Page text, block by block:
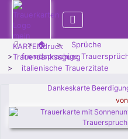
🏠
Sprüche
fremdsprachige
italienische Trauerzitate
Dankeskarte
von